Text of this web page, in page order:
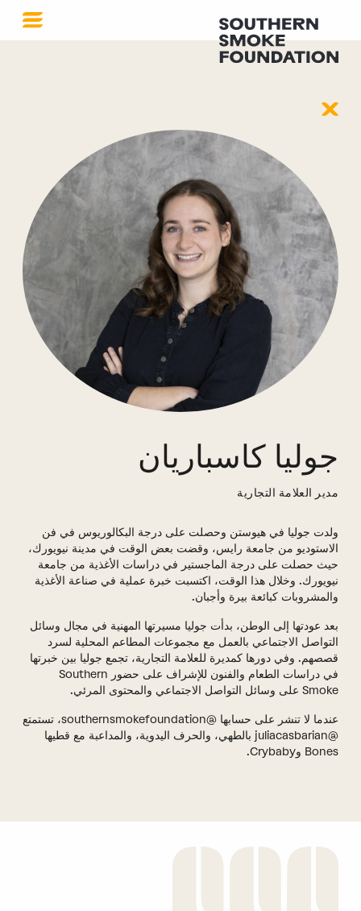
جوليا كاسباريان
مدير العلامة التجارية
ولدت جوليا في هيوستن وحصلت على درجة البكالوريوس في فن
الاستوديو من جامعة رايس، وقضت بعض الوقت في مدينة نيويورك،
حيث حصلت على درجة الماجستير في دراسات الأغذية من جامعة
نيويورك. وخلال هذا الوقت، اكتسبت خبرة عملية في صناعة الأغذية
والمشروبات كبائعة بيرة وأجبان.
بعد عودتها إلى الوطن، بدأت جوليا مسيرتها المهنية في مجال وسائل
التواصل الاجتماعي بالعمل مع مجموعات المطاعم المحلية لسرد
قصصهم. وفي دورها كمديرة للعلامة التجارية، تجمع جوليا بين خبرتها
في دراسات الطعام والفنون للإشراف على حضور Southern
Smoke على وسائل التواصل الاجتماعي والمحتوى المرئي.
عندما لا تنشر على حسابها @southernsmokefoundation، تستمتع
@juliacasbarian بالطهي، والحرف اليدوية، والمداعبة مع قطيها
Bones وCrybaby.